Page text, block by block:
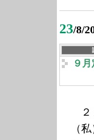
23/8/
９
２
（